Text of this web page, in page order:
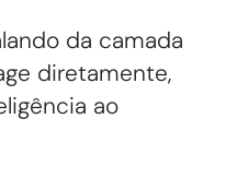
da camada
diretamente,
ao